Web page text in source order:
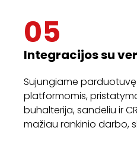
05
Integracijos su
Sujungiame
platformomis,
buhalterija, sandėliu ir
mažiau rankinio darbo,